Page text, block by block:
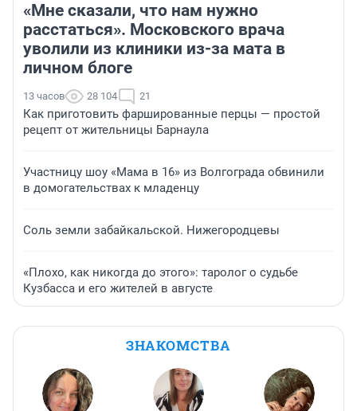
«Мне сказали, что нам нужно
расстаться». Московского врача
уволили из клиники из-за мата в
личном блоге
13 часов 28 104 21
Как приготовить фаршированные перцы — простой
рецепт от жительницы Барнаула
Участницу шоу «Мама в 16» из Волгограда обвинили
в домогательствах к младенцу
Соль земли забайкальской. Нижегородцевы
«Плохо, как никогда до этого»: таролог о судьбе
Кузбасса и его жителей в августе
ЗНАКОМСТВА